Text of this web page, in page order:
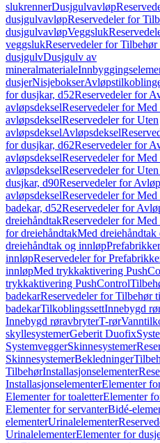
slukrennerDusjgulvavløp
dusjgulvavløpReservedeler for
dusjgulvavløpVeggsluk
veggslukReservedeler for
dusjgulvDusjgulv av
mineralmateriale
dusjerNisjebokser
for dusjkar, d52Reservedeler for
avløpsdekselReservedeler for Med
avløpsdekselReservedeler for Uten
avløpsdekselAvløpsdeksel
for dusjkar, d62Reservedeler for
avløpsdekselReservedeler for Med
avløpsdekselReservedeler for
dusjkar, d90Reservedeler for
avløpsdekselReservedeler for Med
badekar, d52Reservedeler for
dreiehåndtakReservedeler for Med
for dreiehåndtakMed
dreiehåndtak og innløp
innløpReservedeler for
innløpMed trykkaktivering
trykkaktivering PushControl
badekarReservedeler for Tilbehør
badekarTilkoblingssettInnebygd
Innebygd røravbryterT-rør
skyllesystemerGeberit Duofix
SystemveggerSkinnesystemer
SkinnesystemerBekledninger
TilbehørInstallasjonselementer
InstallasjonselementerElementer
Elementer for toaletterElementer
Elementer for servanterBidé-
elementerUrinalelementer
UrinalelementerElementer for